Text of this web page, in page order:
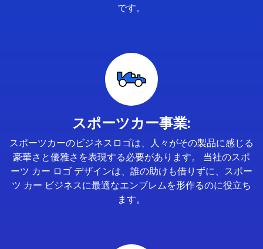
です。
スポーツカー事業:
スポーツカーのビジネスロゴは、人々がその製品に感じる
豪華さと優雅さを表現する必要があります。 当社のスポ
ーツ カー ロゴ デザインは、誰の助けも借りずに、スポー
ツ カー ビジネスに最適なエンブレムを形作るのに役立ち
ます。